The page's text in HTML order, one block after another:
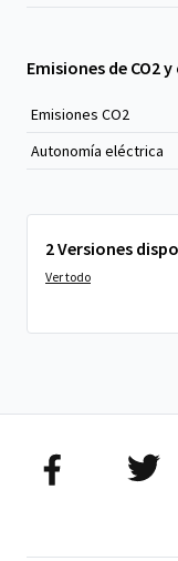
Emisiones de CO2
Emisiones CO2
Autonomía eléctrica
2 Versiones
Ver todo